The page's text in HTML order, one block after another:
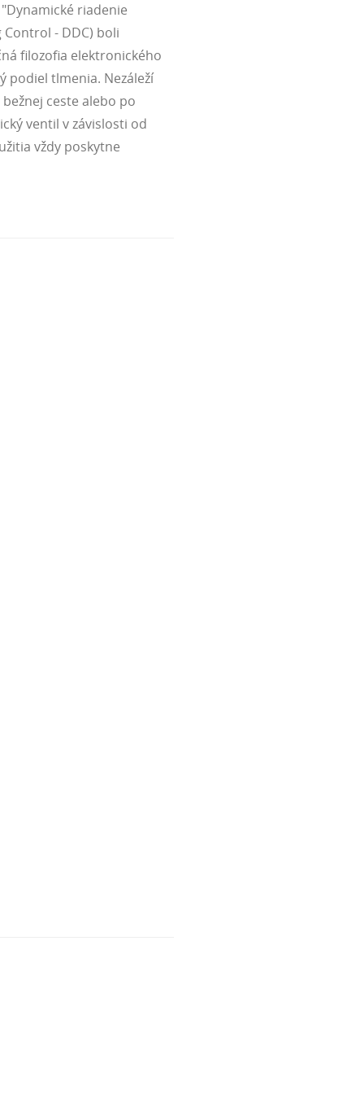
riadenie
- DDC) boli
filozofia elektronického
podiel tlmenia. Nezáleží
ceste alebo po
ventil v závislosti od
vždy poskytne